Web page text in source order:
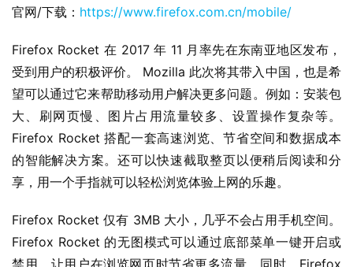
官网/下载： https://www.firefox.com.cn/mobile/
Firefox Rocket 在 2017 年 11 月率先在东南亚地区发布，
受到用户的积极评价。 Mozilla 此次将其带入中国，也是希
望可以通过它来帮助移动用户解决更多问题。例如：安装包
大、刷网页慢、图片占用流量较多、设置操作复杂等。
Firefox Rocket 搭配一套高速浏览、节省空间和数据成本
的智能解决方案。还可以快速截取整页以便稍后阅读和分
享，用一个手指就可以轻松浏览体验上网的乐趣。
Firefox Rocket 仅有 3MB 大小，几乎不会占用手机空间。
Firefox Rocket 的无图模式可以通过底部菜单一键开启或